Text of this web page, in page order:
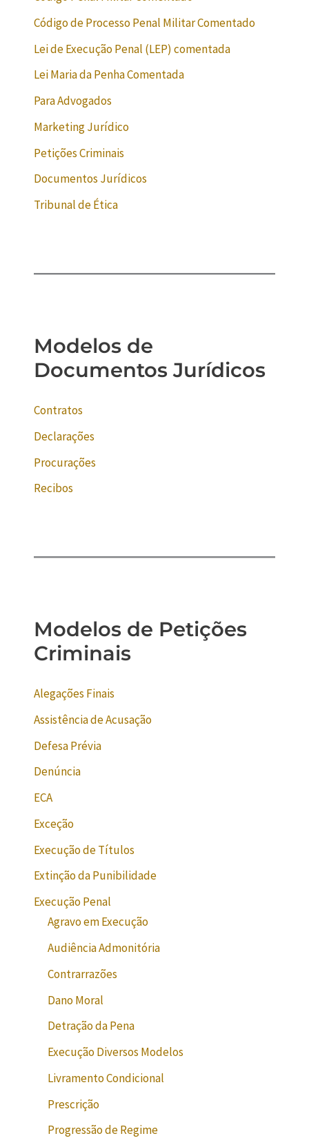
Código de Processo Penal Militar Comentado
Lei de Execução Penal (LEP) comentada
Lei Maria da Penha Comentada
Para Advogados
Marketing Jurídico
Petições Criminais
Documentos Jurídicos
Tribunal de Ética
Modelos de
Documentos Jurídicos
Contratos
Declarações
Procurações
Recibos
Modelos de Petições
Criminais
Alegações Finais
Assistência de Acusação
Defesa Prévia
Denúncia
ECA
Exceção
Execução de Títulos
Extinção da Punibilidade
Execução Penal
Agravo em Execução
Audiência Admonitória
Contrarrazões
Dano Moral
Detração da Pena
Execução Diversos Modelos
Livramento Condicional
Prescrição
Progressão de Regime